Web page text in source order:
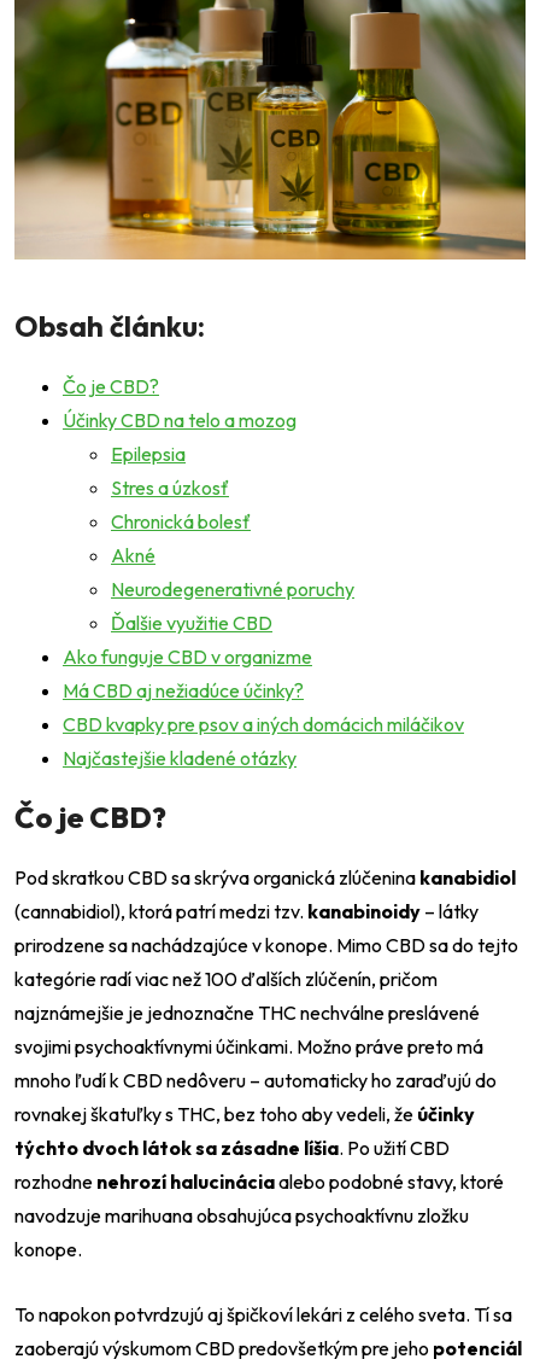
Obsah článku:
Čo je CBD?
Účinky CBD na telo a mozog
Epilepsia
Stres a úzkosť
Chronická bolesť
Akné
Neurodegenerativné poruchy
Ďalšie využitie CBD
Ako funguje CBD v organizme
Má CBD aj nežiadúce účinky?
CBD kvapky pre psov a iných domácich miláčikov
Najčastejšie kladené otázky
Čo je CBD?
Pod skratkou CBD sa skrýva organická zlúčenina kanabidiol
(cannabidiol), ktorá patrí medzi tzv. kanabinoidy – látky
prirodzene sa nachádzajúce v konope. Mimo CBD sa do tejto
kategórie radí viac než 100 ďalších zlúčenín, pričom
najznámejšie je jednoznačne THC nechválne preslávené
svojimi psychoaktívnymi účinkami. Možno práve preto má
mnoho ľudí k CBD nedôveru – automaticky ho zaraďujú do
rovnakej škatuľky s THC, bez toho aby vedeli, že účinky
týchto dvoch látok sa zásadne líšia. Po užití CBD
rozhodne nehrozí halucináciaalebo podobné stavy, ktoré
navodzuje marihuana obsahujúca psychoaktívnu zložku
konope.
To napokon potvrdzujú aj špičkoví lekári z celého sveta. Tí sa
zaoberajú výskumom CBD predovšetkým pre jeho potenciál